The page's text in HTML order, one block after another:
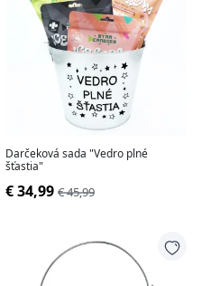
Darčeková sada "Vedro plné
šťastia"
€ 34,99 € 45,99